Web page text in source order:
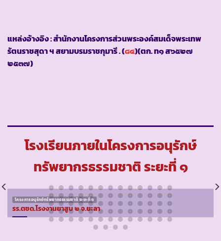
แหล่งอ้างอิง : สำนักงานโครงการส่วนพระองค์สมเด็จพระเทพ
รัตนราชสุดา ฯ สยามบรมราชกุมารี . (๘๔)(ตก. ท๑ ส๖๕๒๗
๒๕๓๗)
โรงเรียนภายในโครงการอนุรักษ์
ทรัพยากรธรรมชาติ ระยะที่ ๑
โครงการอนุรักษ์ทรัพยากรธรรมชาติ ระยะที่ ๑
รร.ตชด.โรงงานยาสูบ ๒ จ.ยะลา